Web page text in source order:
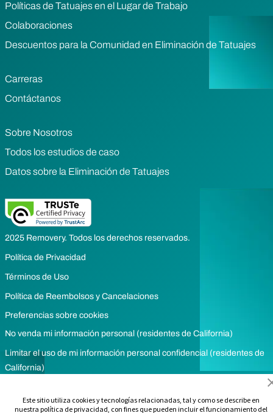
Este sitio utiliza cookies y tecnologías relacionadas, tal y como se describe en
nuestra política de privacidad, con fines que pueden incluir el funcionamiento del
Políticas de Tatuajes en el Lugar de Trabajo
Colaboraciones
Descuentos para la Comunidad en Eliminación de Tatuajes
Carreras
Contáctanos
Sobre Nosotros
Todos los estudios de caso
Datos sobre la Eliminación de Tatuajes
2025 Removery. Todos los derechos reservados.
Política de Privacidad
Términos de Uso
Política de Reembolsos y Cancelaciones
Preferencias sobre cookies
No venda mi información personal (residentes de California)
Limitar el uso de mi información personal confidencial (residentes de
California)